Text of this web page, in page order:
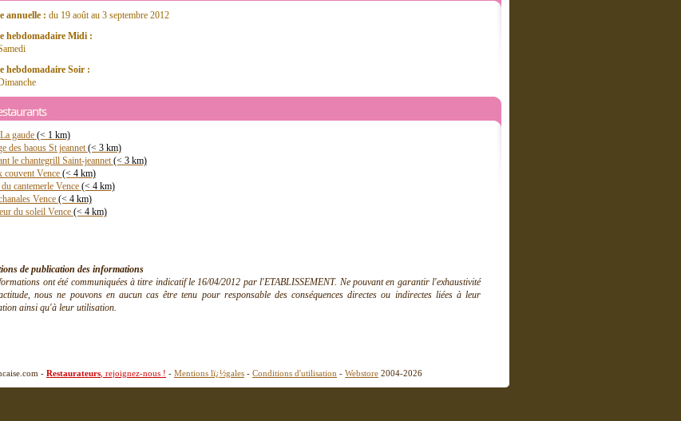
annuelle : du 19 août au 3 septembre 2012
hebdomadaire Midi :
hebdomadaire Soir :
gaude (< 1 km)
des baous St jeannet(< 3 km)
le chantegrill Saint-jeannet(< 3 km)
couvent Vence (< 4 km)
cantemerle Vence (< 4 km)
Vence (< 4 km)
du soleil Vence (< 4 km)
de publication des informations
ont été communiquées à titre indicatif le 16/04/2012 par l'ETABLISSEMENT. Ne pouvant en garantir l'exhaustivité
nous ne pouvons en aucun cas être tenu pour responsable des conséquences directes ou indirectes liées à leur
ainsi qu'à leur utilisation.
- Restaurateurs , rejoignez-nous ! - Mentions lï¿½gales - Conditions d'utilisation - Webstore 2004-2026